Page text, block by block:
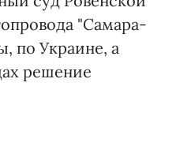
"Самара-
по Украине, а
решение